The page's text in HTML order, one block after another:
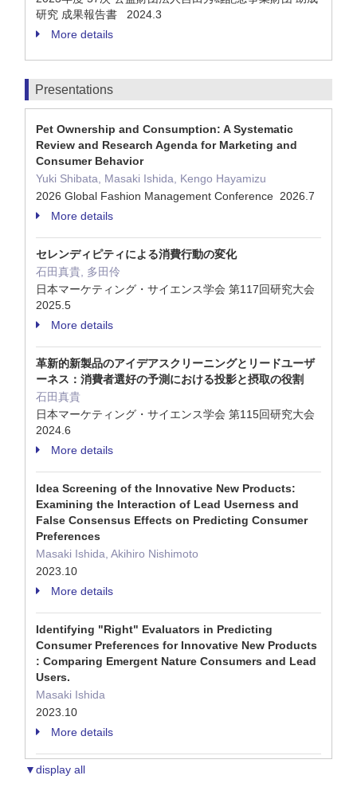
研究 成果報告書 2024.3
More details
Presentations
Pet Ownership and Consumption: A Systematic
Review and Research Agenda for Marketing and
Consumer Behavior
Yuki Shibata, Masaki Ishida, Kengo Hayamizu
2026 Global Fashion Management Conference 2026.7
More details
セレンディピティによる消費行動の変化
石田真貴, 多田伶
日本マーケティング・サイエンス学会 第117回研究大会
2025.5
More details
革新的新製品のアイデアスクリーニングとリードユーザ
ーネス：消費者選好の予測における投影と摂取の役割
石田真貴
日本マーケティング・サイエンス学会 第115回研究大会
2024.6
More details
Idea Screening of the Innovative New Products:
Examining the Interaction of Lead Userness and
False Consensus Effects on Predicting Consumer
Preferences
Masaki Ishida, Akihiro Nishimoto
2023.10
More details
Identifying "Right" Evaluators in Predicting
Consumer Preferences for Innovative New Products
: Comparing Emergent Nature Consumers and Lead
Users.
Masaki Ishida
2023.10
More details
▼display all